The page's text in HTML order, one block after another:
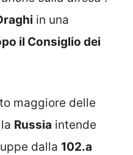
in una
il Consiglio dei
maggiore delle
Russia intende
dalla 102.a